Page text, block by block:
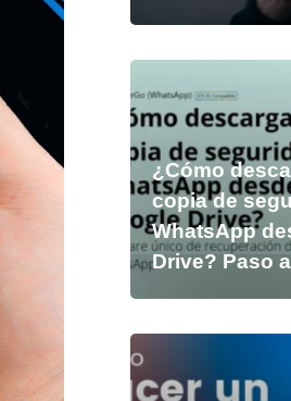
¿Cómo
copia de
WhatsApp
Drive? Paso